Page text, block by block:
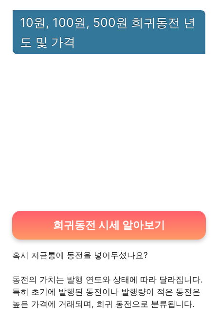
1
격
1.1 10원 희귀년도 동전 가격표
수집닷컴
2.6 회현 지하상가
3 마치며
10원, 100원, 500원 희귀동전 년
도 및 가격
희귀동전 시세 알아보기
혹시 저금통에 동전을 넣어두셨나요?
동전의 가치는 발행 연도와 상태에 따라 달라집니다.
특히 초기에 발행된 동전이나 발행량이 적은 동전은
높은 가격에 거래되며, 희귀 동전으로 분류됩니다.